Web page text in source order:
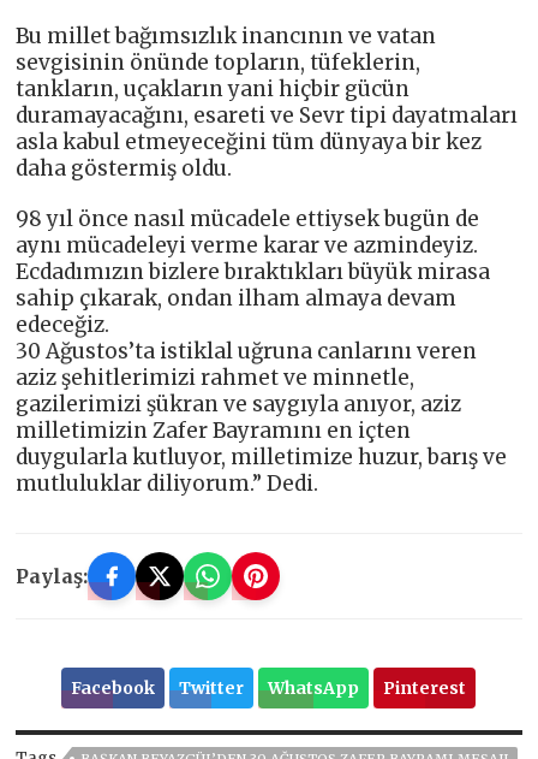
Bu millet bağımsızlık inancının ve vatan
sevgisinin önünde topların, tüfeklerin,
tankların, uçakların yani hiçbir gücün
duramayacağını, esareti ve Sevr tipi dayatmaları
asla kabul etmeyeceğini tüm dünyaya bir kez
daha göstermiş oldu.
98 yıl önce nasıl mücadele ettiysek bugün de
aynı mücadeleyi verme karar ve azmindeyiz.
Ecdadımızın bizlere bıraktıkları büyük mirasa
sahip çıkarak, ondan ilham almaya devam
edeceğiz.
30 Ağustos’ta istiklal uğruna canlarını veren
aziz şehitlerimizi rahmet ve minnetle,
gazilerimizi şükran ve saygıyla anıyor, aziz
milletimizin Zafer Bayramını en içten
duygularla kutluyor, milletimize huzur, barış ve
mutluluklar diliyorum.” Dedi.
Paylaş:
Facebook Twitter WhatsApp Pinterest